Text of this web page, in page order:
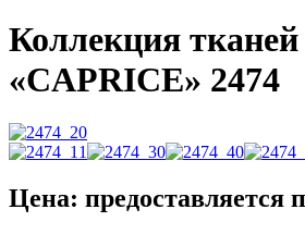
Коллекция тканей
«CAPRICE» 2474
Цена: предоставляется